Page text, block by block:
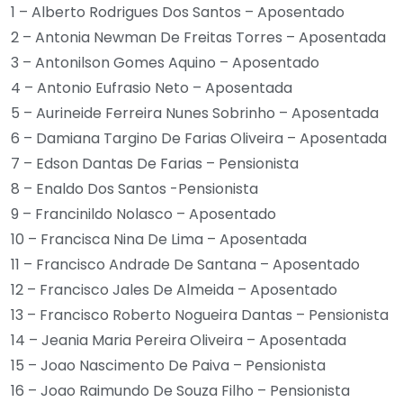
1 – Alberto Rodrigues Dos Santos – Aposentado
2 – Antonia Newman De Freitas Torres – Aposentada
3 – Antonilson Gomes Aquino – Aposentado
4 – Antonio Eufrasio Neto – Aposentada
5 – Aurineide Ferreira Nunes Sobrinho – Aposentada
6 – Damiana Targino De Farias Oliveira – Aposentada
7 – Edson Dantas De Farias – Pensionista
8 – Enaldo Dos Santos -Pensionista
9 – Francinildo Nolasco – Aposentado
10 – Francisca Nina De Lima – Aposentada
11 – Francisco Andrade De Santana – Aposentado
12 – Francisco Jales De Almeida – Aposentado
13 – Francisco Roberto Nogueira Dantas – Pensionista
14 – Jeania Maria Pereira Oliveira – Aposentada
15 – Joao Nascimento De Paiva – Pensionista
16 – Joao Raimundo De Souza Filho – Pensionista